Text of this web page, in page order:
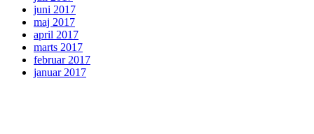
juni 2017
maj 2017
april 2017
marts 2017
februar 2017
januar 2017